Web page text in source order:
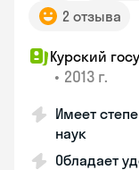
2 отзыва
Курский
• 2013 г.
Имеет
наук
Обладает